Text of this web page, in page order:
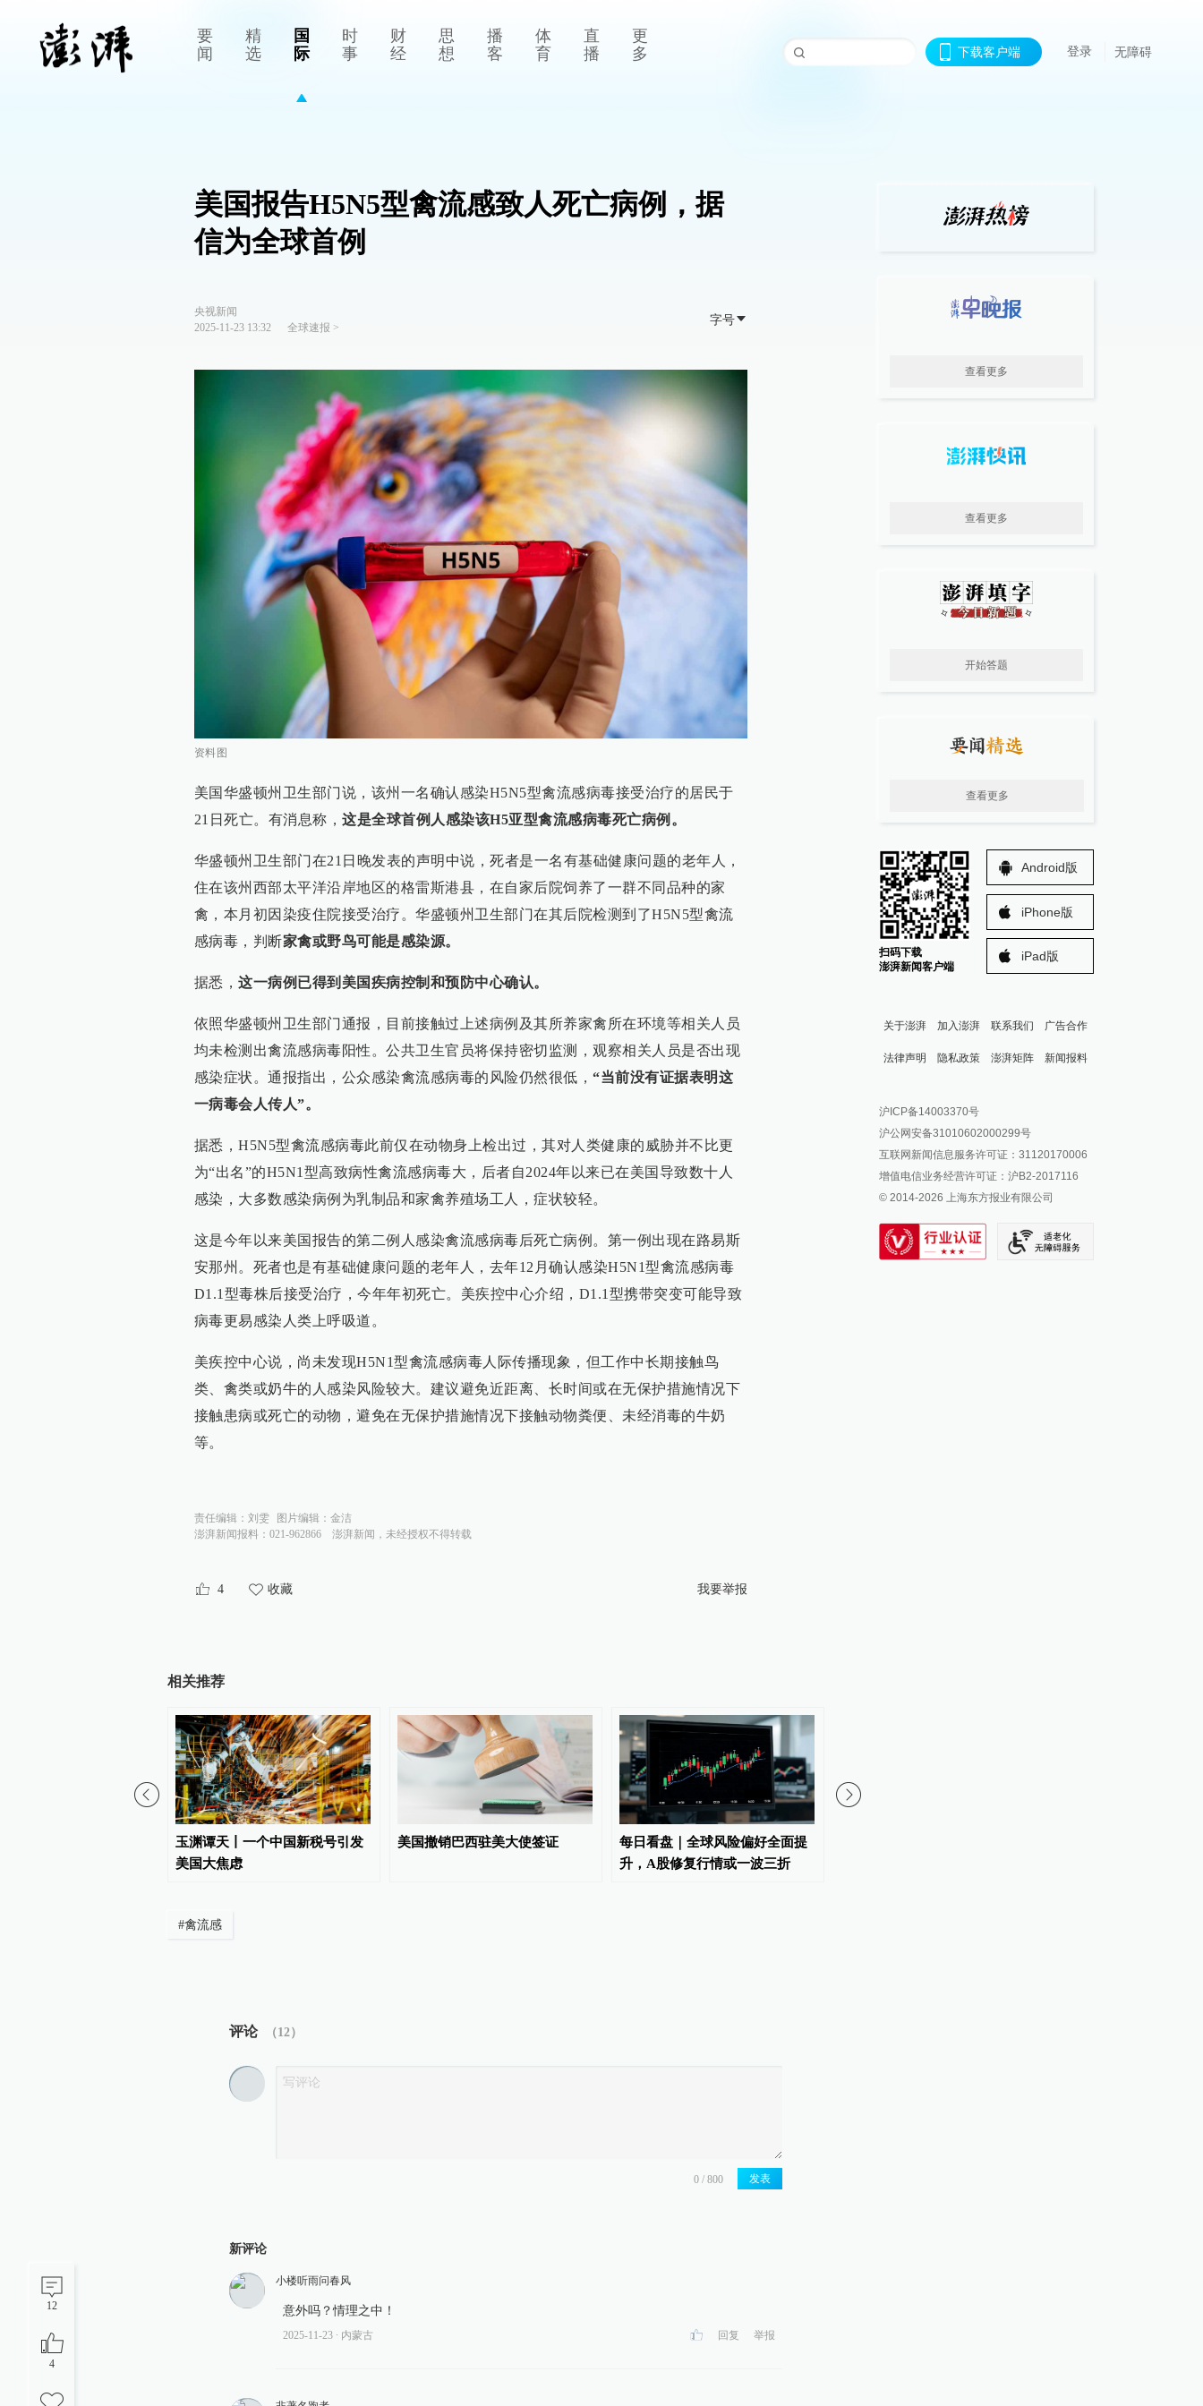
要
闻
精
选
国
际
时
事
财
经
思
想
播
客
体
育
直
播
更
多
下载客户端 登录 无障碍
12
4
美国报告H5N5型禽流感致人死亡病例，据
信为全球首例
央视新闻
2025-11-23 13:32
全球速报 >
字号
资料图
美国华盛顿州卫生部门说，该州一名确认感染H5N5型禽流感病毒接受治疗的居民于
21日死亡。有消息称， 这是全球首例人感染该H5亚型禽流感病毒死亡病例。
华盛顿州卫生部门在21日晚发表的声明中说，死者是一名有基础健康问题的老年人，
住在该州西部太平洋沿岸地区的格雷斯港县，在自家后院饲养了一群不同品种的家
禽，本月初因染疫住院接受治疗。华盛顿州卫生部门在其后院检测到了H5N5型禽流
感病毒，判断家禽或野鸟可能是感染源。
据悉， 这一病例已得到美国疾病控制和预防中心确认。
依照华盛顿州卫生部门通报，目前接触过上述病例及其所养家禽所在环境等相关人员
均未检测出禽流感病毒阳性。公共卫生官员将保持密切监测，观察相关人员是否出现
感染症状。通报指出，公众感染禽流感病毒的风险仍然很低， “当前没有证据表明这
一病毒会人传人”。
据悉，H5N5型禽流感病毒此前仅在动物身上检出过，其对人类健康的威胁并不比更
为“出名”的H5N1型高致病性禽流感病毒大，后者自2024年以来已在美国导致数十人
感染，大多数感染病例为乳制品和家禽养殖场工人，症状较轻。
这是今年以来美国报告的第二例人感染禽流感病毒后死亡病例。第一例出现在路易斯
安那州。死者也是有基础健康问题的老年人，去年12月确认感染H5N1型禽流感病毒
D1.1型毒株后接受治疗，今年年初死亡。美疾控中心介绍，D1.1型携带突变可能导致
病毒更易感染人类上呼吸道。
美疾控中心说，尚未发现H5N1型禽流感病毒人际传播现象，但工作中长期接触鸟
类、禽类或奶牛的人感染风险较大。建议避免近距离、长时间或在无保护措施情况下
接触患病或死亡的动物，避免在无保护措施情况下接触动物粪便、未经消毒的牛奶
等。
责任编辑： 刘雯 图片编辑： 金洁
澎湃新闻报料：021-962866
澎湃新闻，未经授权不得转载
4 收藏 我要举报
相关推荐
玉渊谭天丨一个中国新税号引发
美国大焦虑
美国撤销巴西驻美大使签证
每日看盘｜全球风险偏好全面提
升，A股修复行情或一波三折
#禽流感
评论 （12）
发表
新评论
小楼听雨问春风
意外吗？情理之中！
2025-11-23 ∙ 内蒙古 回复 举报
查看更多
查看更多
开始答题
查看更多
扫码下载
澎湃新闻客户端
Android版
iPhone版
iPad版
关于澎湃 加入澎湃 联系我们 广告合作
法律声明 隐私政策 澎湃矩阵
澎湃新闻公众号
澎湃新闻抖音号
派生万物开放平台
IP SHANGHAI
SIXTH TONE
新闻报料
报料邮箱: news@thepaper.cn
沪ICP备14003370号
沪公网安备31010602000299号
互联网新闻信息服务许可证：31120170006
增值电信业务经营许可证：沪B2-2017116
© 2014-2026 上海东方报业有限公司